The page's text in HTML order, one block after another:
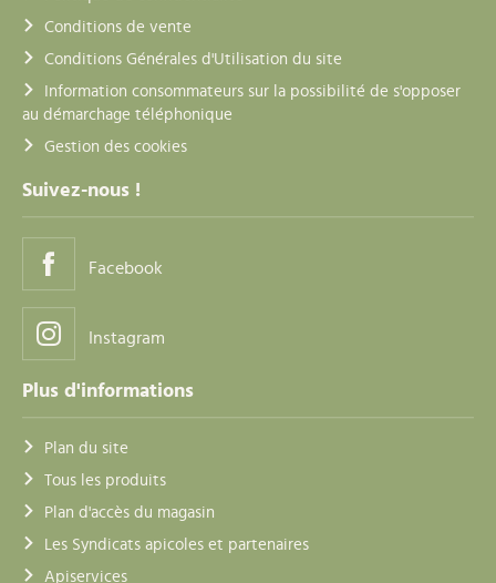
Conditions de vente
Conditions Générales d'Utilisation du site
Information consommateurs sur la possibilité de s'opposer
au démarchage téléphonique
Gestion des cookies
Suivez-nous !
Facebook
Instagram
Plus d'informations
Plan du site
Tous les produits
Plan d'accès du magasin
Les Syndicats apicoles et partenaires
Apiservices